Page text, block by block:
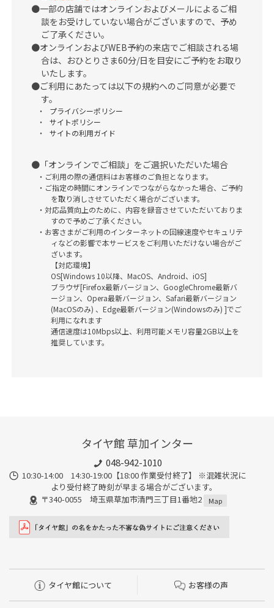
一部の店舗ではオンラインおよびメールによるご相
談をお受けしていない場合がございますので、予め
ご了承ください。
オンラインおよびWEB予約の来店でご相談される場
合は、おひとりさま60分/日を目安にご予約をお取り
いたします。
ご利用にあたっては以下の規約へのご同意が必要で
す。
プライバシーポリシー
サイトポリシー
サイトの利用ガイド
「オンラインでご相談」をご選択いただいた場合
ご利用の際の通信料はお客様のご負担となります。
ご指定の時間にオンラインでつながらなかった場合、ご予約
を取り消しさせていただく場合がございます。
対応品質向上のために、内容を録音させていただいておりま
すので予めご了承ください。
お客さまがご利用のインターネットの回線速度やセキュリテ
ィなどの影響で本サービスをご利用いただけない場合がご
ざいます。
【対応環境】
OS[Windows 10以降、MacOS、Android、iOS]
ブラウザ[Firefox最新バージョン、GoogleChrome最新バ
ージョン、Opera最新バージョン、Safari最新バージョン
(MacOSのみ) 、Edge最新バージョン(Windowsのみ) ]でご
利用になれます
通信速度は10Mbps以上、利用可能メモリ容量2GB以上を
推奨しています。
タイヤ館 草加インター
048-942-1010
10:30-14:00 14:30-19:00【18:00 作業受付終了】 ※混雑状況に
より受付終了時刻が早まる場合がございます。
〒340-0055 埼玉県草加市清門三丁目1番地2
Map
タイヤ館について お客様の声